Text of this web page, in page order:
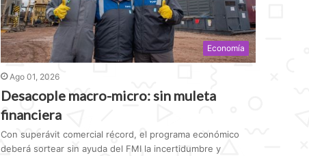
Economía
Ago 01, 2026
Desacople macro-micro: sin muleta
financiera
Con superávit comercial récord, el programa económico
deberá sortear sin ayuda del FMI la incertidumbre y